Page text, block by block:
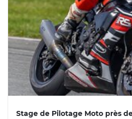
Stage de Pilotage Moto près